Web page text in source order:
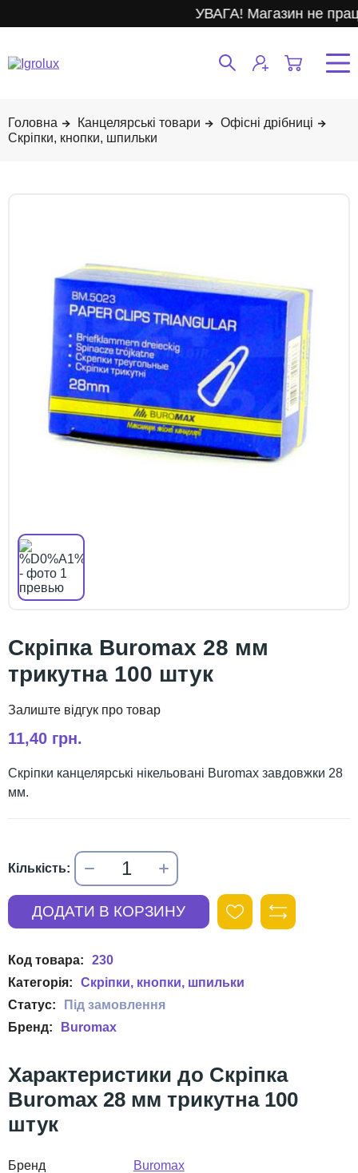
УВАГА! Магазин не
Канцелярські товари
Офісні дрібниці
Скріпки, кнопки, шпильки
Скріпка Buromax 28 мм
трикутна 100 штук
11,40 грн.
Скріпки канцелярські нікельовані Buromax завдовжки 28
мм.
230
Скріпки, кнопки, шпильки
Buromax
Скріпка
Buromax 28 мм трикутна 100
штук
Бренд
Buromax